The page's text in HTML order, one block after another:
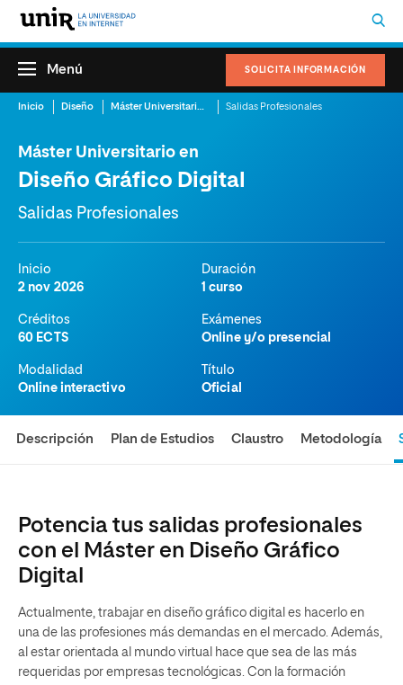
SOLICITA INFORMACIÓN
Menú
Inicio Diseño Máster Universitario en Diseño Gráfico Digital Salidas Profesionales
Máster Universitario en
Diseño Gráfico Digital
Salidas Profesionales
Inicio
2 nov 2026
Duración
1 curso
Créditos
60 ECTS
Exámenes
Online y/o presencial
Modalidad
Online interactivo
Título
Oficial
Descripción Plan de Estudios Claustro Metodología
Potencia tus salidas profesionales
con el Máster en Diseño Gráfico
Digital
Actualmente, trabajar en diseño gráfico digital es hacerlo en
una de las profesiones más demandas en el mercado. Además,
al estar orientada al mundo virtual hace que sea de las más
requeridas por empresas tecnológicas. Con la formación